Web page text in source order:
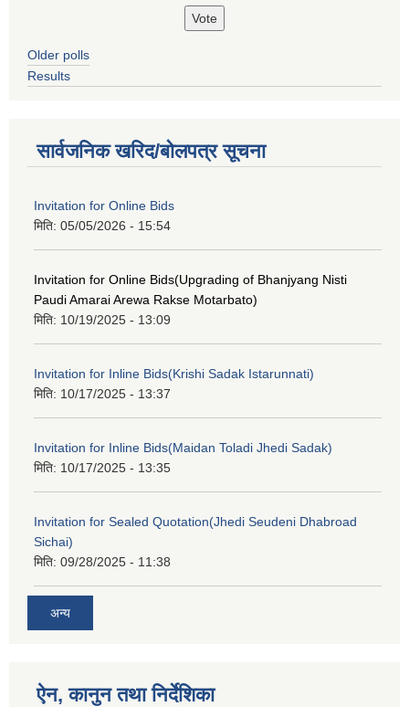
Older polls
Results
सार्वजनिक खरिद/बोलपत्र सूचना
Invitation for Online Bids
मिति: 05/05/2026 - 15:54
Invitation for Online Bids(Upgrading of Bhanjyang Nisti
Paudi Amarai Arewa Rakse Motarbato)
मिति: 10/19/2025 - 13:09
Invitation for Inline Bids(Krishi Sadak Istarunnati)
मिति: 10/17/2025 - 13:37
Invitation for Inline Bids(Maidan Toladi Jhedi Sadak)
मिति: 10/17/2025 - 13:35
Invitation for Sealed Quotation(Jhedi Seudeni Dhabroad
Sichai)
मिति: 09/28/2025 - 11:38
अन्य
ऐन, कानुन तथा निर्देशिका